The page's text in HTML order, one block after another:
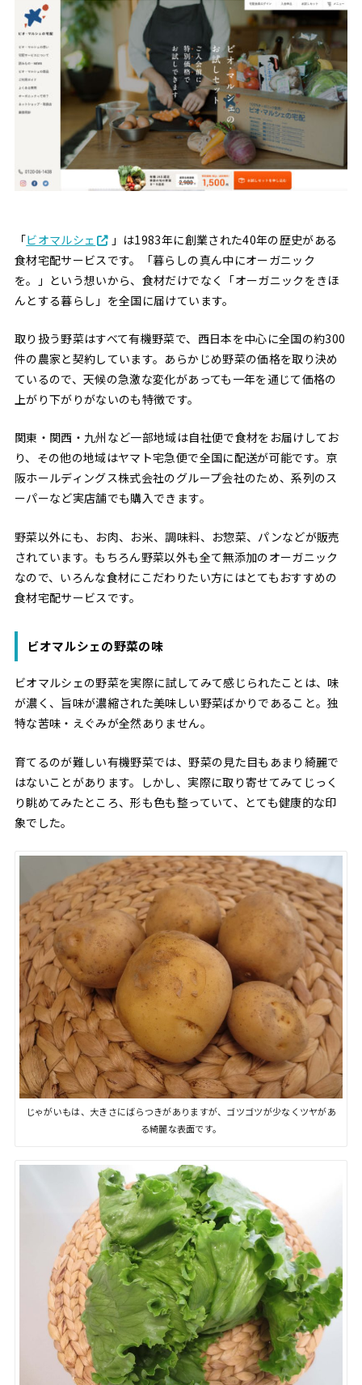
「ビオマルシェ
」は1983年に創業された40年の歴史がある
食材宅配サービスです。「暮らしの真ん中にオーガニック
を。」という想いから、食材だけでなく「オーガニックをきほ
んとする暮らし」を全国に届けています。
取り扱う野菜はすべて有機野菜で、西日本を中心に全国の約300
件の農家と契約しています。あらかじめ野菜の価格を取り決め
ているので、天候の急激な変化があっても一年を通じて価格の
上がり下がりがないのも特徴です。
関東・関西・九州など一部地域は自社便で食材をお届けしてお
り、その他の地域はヤマト宅急便で全国に配送が可能です。京
阪ホールディングス株式会社のグループ会社のため、系列のス
ーパーなど実店舗でも購入できます。
野菜以外にも、お肉、お米、調味料、お惣菜、パンなどが販売
されています。もちろん野菜以外も全て無添加のオーガニック
なので、いろんな食材にこだわりたい方にはとてもおすすめの
食材宅配サービスです。
ビオマルシェの野菜の味
ビオマルシェの野菜を実際に試してみて感じられたことは、味
が濃く、旨味が濃縮された美味しい野菜ばかりであること。独
特な苦味・えぐみが全然ありません。
育てるのが難しい有機野菜では、野菜の見た目もあまり綺麗で
はないことがあります。しかし、実際に取り寄せてみてじっく
り眺めてみたところ、形も色も整っていて、とても健康的な印
象でした。
じゃがいもは、大きさにばらつきがありますが、ゴツゴツが少なくツヤがあ
る綺麗な表面です。